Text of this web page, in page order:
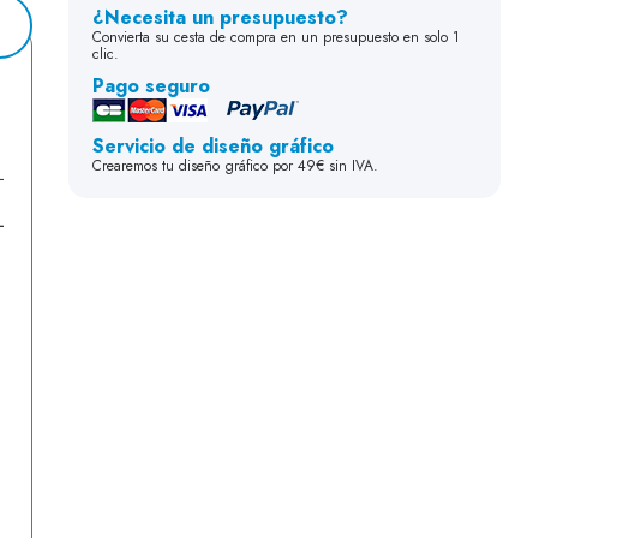
12 mm
¿Necesita un presupuesto?
Convierta su cesta de compra en un presupuesto en solo 1
clic.
Pago seguro
Servicio de diseño gráfico
Crearemos tu diseño gráfico por 49€ sin IVA.